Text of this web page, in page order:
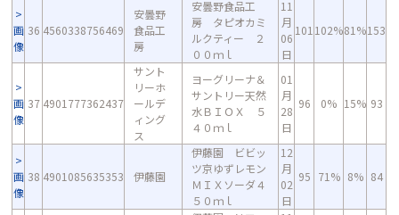
画
像
36 4560338756469
安曇野
食品工
房
安曇野食品工
房 タピオカミ
ルクティー ２
００ｍｌ
11
月
06
日
101 102%81%153
画
像
37 4901777362437
サント
リーホ
ールデ
ィング
ス
ヨーグリーナ＆
サントリー天然
水ＢＩＯＸ ５
４０ｍｌ
01
月
28
日
96 0% 15% 93
画
像
38 4901085635353 伊藤園
伊藤園 ビビッ
ツ京ゆずレモン
ＭＩＸソーダ４
５０ｍｌ
12
月
02
日
95 71% 8% 84